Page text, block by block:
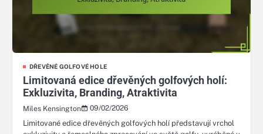
DŘEVĚNÉ GOLFOVÉ HOLE
Limitovaná edice dřevěných golfových holí:
Exkluzivita, Branding, Atraktivita
Miles Kensington
09/02/2026
Limitované edice dřevěných golfových holí představují vrchol